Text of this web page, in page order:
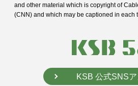
and other material which is copyright of
(CNN) and which may be captioned in each
KSB 公式SNSア